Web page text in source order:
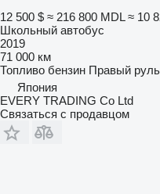
12 500 $ ≈ 216 800 MDL ≈ 10
Школьный автобус
2019
71 000 км
Топливо бензин Правый руль
Япония
EVERY TRADING Co Ltd
Связаться с продавцом